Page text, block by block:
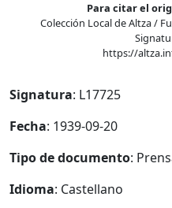
Para citar el
Colección Local de Altza /
https://
Signatura: L17725
Fecha: 1939-09-20
Tipo de documento:
Idioma: Castellano